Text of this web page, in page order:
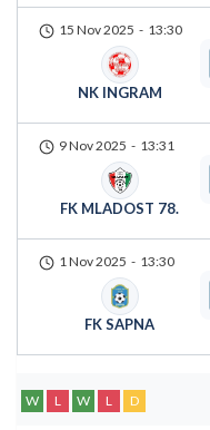
15 Nov 2025 - 13:30
NK INGRAM
9 Nov 2025 - 13:31
FK MLADOST 78.
1 Nov 2025 - 13:30
FK SAPNA
W L W L D